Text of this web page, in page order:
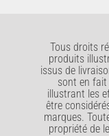
Tous droits
produits
issus de
sont en fait
illustrant les
être
marques.
propriété de